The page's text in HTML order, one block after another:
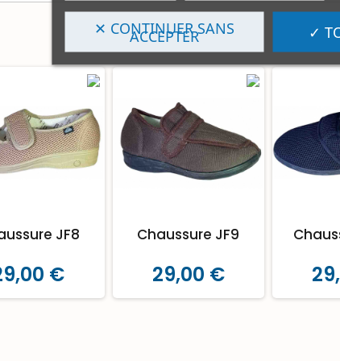
JF8
€
Chaussure JF9
29,00 €
✕ CONTINUER SANS
ACCEPTER ✓